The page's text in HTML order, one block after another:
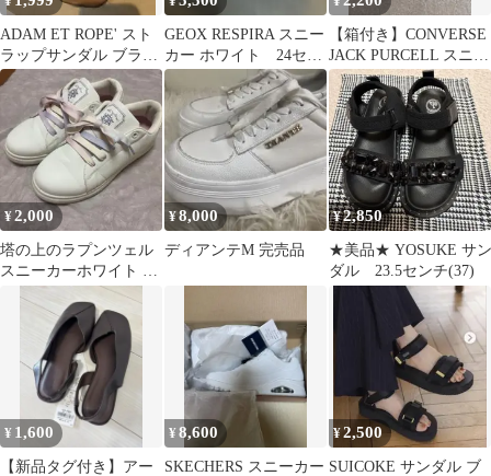
ADAM ET ROPE' スト
ラップサンダル ブラウ
ン
GEOX RESPIRA スニー
カー ホワイト 24セン
チ
【箱付き】CONVERSE
JACK PURCELL スニー
カー 22.5cm
¥2,000
塔の上のラプンツェル
スニーカーホワイト パ
ステルカラーしまむら
吉田さんファミリー
¥8,000
ディアンテM 完売品
¥2,850
★美品★ YOSUKE サン
ダル 23.5センチ(37)
¥ 1,600
【新品タグ付き】アー
¥8,600
SKECHERS スニーカー
¥2,500
SUICOKE サンダル ブ